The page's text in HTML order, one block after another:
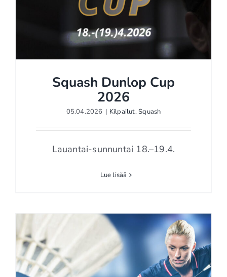
Squash Dunlop Cup 2026
Squash Dunlop Cup
2026
05.04.2026 | Kilpailut,Squash
Lauantai-sunnuntai 18.–19.4.
Lue lisää